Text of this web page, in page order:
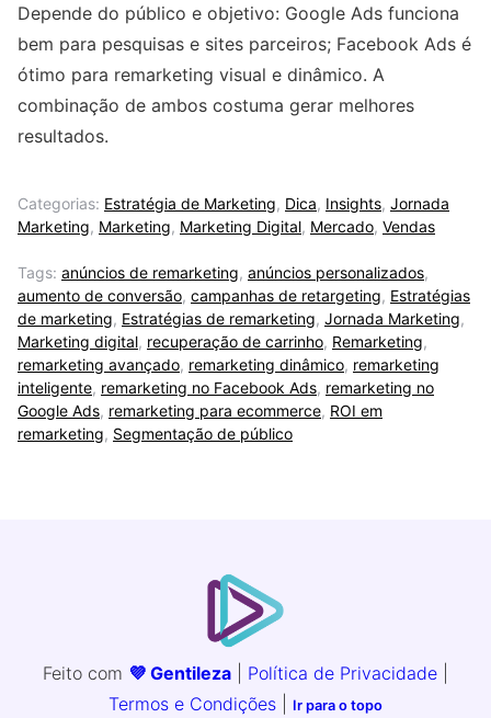
Depende do público e objetivo: Google Ads funciona
bem para pesquisas e sites parceiros; Facebook Ads é
ótimo para remarketing visual e dinâmico. A
combinação de ambos costuma gerar melhores
resultados.
Categorias: Estratégia de Marketing, Dica, Insights, Jornada
Marketing, Marketing, Marketing Digital, Mercado, Vendas
Tags: anúncios de remarketing, anúncios personalizados,
aumento de conversão, campanhas de retargeting, Estratégias
de marketing, Estratégias de remarketing, Jornada Marketing,
Marketing digital, recuperação de carrinho, Remarketing,
remarketing avançado, remarketing dinâmico, remarketing
inteligente, remarketing no Facebook Ads, remarketing no
Google Ads, remarketing para ecommerce, ROI em
remarketing, Segmentação de público
Feito com 💜 Gentileza Política de Privacidade
Termos e Condições
Ir para o topo